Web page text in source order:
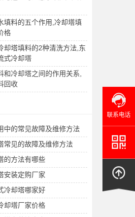
填料的五个作用,冷却塔填
格
却塔填料的2种清洗方法,东
式冷却塔
和冷却塔之间的作用关系,
回收
中的常见故障及维修方法
常见的故障及维修方法
的方法有哪些
安装定购厂家
冷却塔哪家好
却塔厂家价格
联系电话